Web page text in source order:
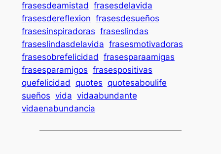
frasesdeamistad frasesdelavida
frasesdereflexion frasesdesueños
frasesinspiradoras fraseslindas
fraseslindasdelavida frasesmotivadoras
frasesobrefelicidad frasesparaamigas
frasesparamigos frasespositivas
quefelicidad quotes quotesaboulife
sueños vida vidaabundante
vidaenabundancia